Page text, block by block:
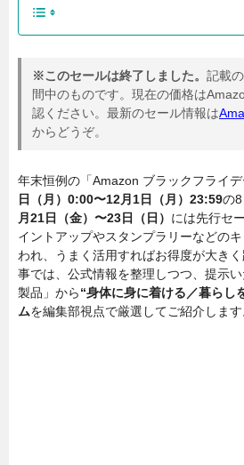
※このセールは終了しました。 記載
間中のものです。現在の価格は
認ください。最新のセール情報は
からどうぞ。
年末恒例の「Amazon ブラックフライデ
日（月）0:00〜12月1日（月）23:59の8
月21日（金）〜23日（日） には先行セ
イントアップやスタンプラリーなどの
われ、うまく活用すればお得度が大き
事では、公式情報を整理しつつ、提示
製品」から“身体に身に着ける／暮らし
ムを編集部視点で厳選してご紹介します